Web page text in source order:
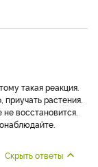
такая реакция.
растения.
восстановится.
Скрыть ответы